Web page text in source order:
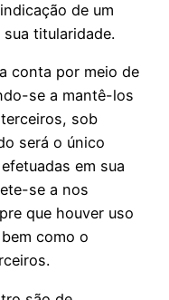
de um
titularidade.
conta por meio de
se a mantê-los
sob
será o único
em sua
se a nos
que houver uso
como o